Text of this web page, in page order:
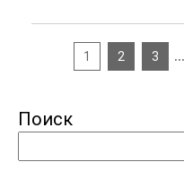
1 2 3 …
Поиск